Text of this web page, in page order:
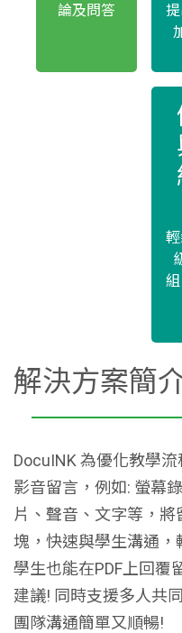
論及問答
提
解決方案簡
DocuINK 為優化教學
影音留言，例如: 螢幕
片、聲音、文字等，
塊，快速與學生溝通，
學生也能在PDF上回覆
建議! 同時支援多人共
團隊溝通簡單又順暢!